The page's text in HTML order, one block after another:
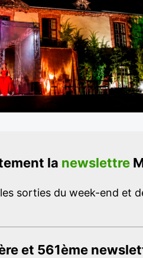
la newslettre
les sorties du week-end et
et 561ème